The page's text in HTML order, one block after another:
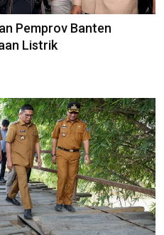
Pemprov Banten
Listrik